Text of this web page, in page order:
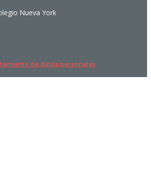
Nueva York
de datos personales